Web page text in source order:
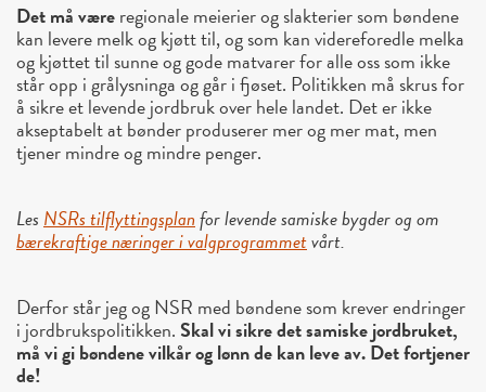
Det må væreregionale meierier og slakterier som bøndene
kan levere melk og kjøtt til, og som kan videreforedle melka
og kjøttet til sunne og gode matvarer for alle oss som ikke
står opp i grålysninga og går i fjøset. Politikken må skrus for
å sikre et levende jordbruk over hele landet. Det er ikke
akseptabelt at bønder produserer mer og mer mat, men
tjener mindre og mindre penger.
Les NSRs tilflyttingsplanfor levende samiske bygder og om
bærekraftige næringer i valgprogrammetvårt.
Derfor står jeg og NSR med bøndene som krever endringer
i jordbrukspolitikken. Skal vi sikre det samiske jordbruket,
må vi gi bøndene vilkår og lønn de kan leve av. Det fortjener
de!